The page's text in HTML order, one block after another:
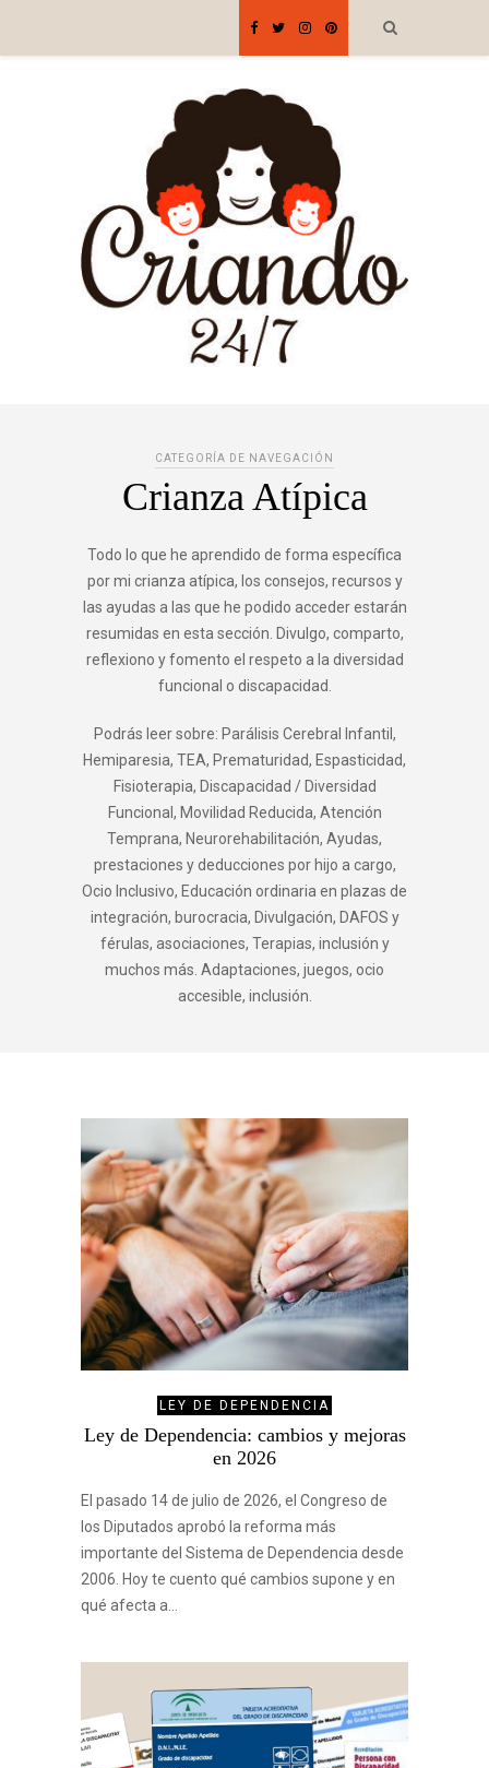
CATEGORÍA DE NAVEGACIÓN
Crianza Atípica
Todo lo que he aprendido de forma específica
por mi crianza atípica, los consejos, recursos y
las ayudas a las que he podido acceder estarán
resumidas en esta sección. Divulgo, comparto,
reflexiono y fomento el respeto a la diversidad
funcional o discapacidad.
Podrás leer sobre: Parálisis Cerebral Infantil,
Hemiparesia, TEA, Prematuridad, Espasticidad,
Fisioterapia, Discapacidad / Diversidad
Funcional, Movilidad Reducida, Atención
Temprana, Neurorehabilitación, Ayudas,
prestaciones y deducciones por hijo a cargo,
Ocio Inclusivo, Educación ordinaria en plazas de
integración, burocracia, Divulgación, DAFOS y
férulas, asociaciones, Terapias, inclusión y
muchos más. Adaptaciones, juegos, ocio
accesible, inclusión.
LEY DE DEPENDENCIA
Ley de Dependencia: cambios y mejoras
en 2026
El pasado 14 de julio de 2026, el Congreso de
los Diputados aprobó la reforma más
importante del Sistema de Dependencia desde
2006. Hoy te cuento qué cambios supone y en
qué afecta a…